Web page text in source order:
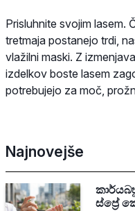
Prisluhnite svojim lasem.
tretmaja postanejo trdi,
vlažilni maski. Z
izdelkov boste lasem
potrebujejo za moč,
Najnovejše
ස්ප්‍රේ